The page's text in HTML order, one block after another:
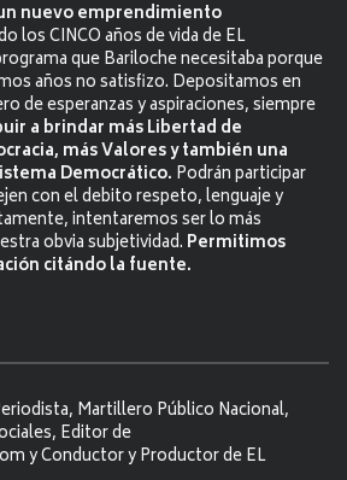
nuevo emprendimiento
los CINCO años de vida de EL
que Bariloche necesitaba porque
años no satisfizo. Depositamos en
de esperanzas y aspiraciones, siempre
a brindar más Libertad de
más Valores y también una
Democrático. Podrán participar
con el debito respeto, lenguaje y
intentaremos ser lo más
obvia subjetividad. Permitimos
citándo la fuente.
Martillero Público Nacional,
Editor de
y Conductor y Productor de EL